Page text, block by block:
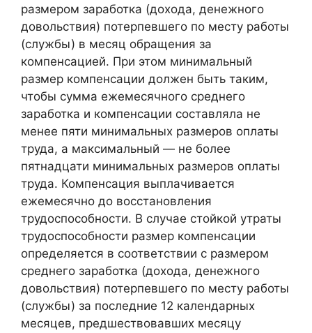
размером заработка (дохода, денежного
довольствия) потерпевшего по месту работы
(службы) в месяц обращения за
компенсацией. При этом минимальный
размер компенсации должен быть таким,
чтобы сумма ежемесячного среднего
заработка и компенсации составляла не
менее пяти минимальных размеров оплаты
труда, а максимальный — не более
пятнадцати минимальных размеров оплаты
труда. Компенсация выплачивается
ежемесячно до восстановления
трудоспособности. В случае стойкой утраты
трудоспособности размер компенсации
определяется в соответствии с размером
среднего заработка (дохода, денежного
довольствия) потерпевшего по месту работы
(службы) за последние 12 календарных
месяцев, предшествовавших месяцу